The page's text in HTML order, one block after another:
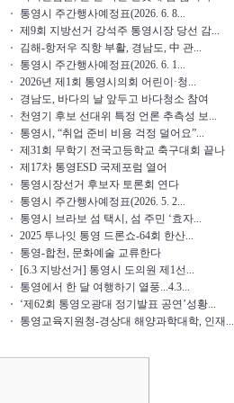
통영시 주간행사예정표(2026. 6. 8...
제9회 지방선거 강석주 통영시장 당선 감...
김해-항저우 직항 부활, 경남도, 中 관...
통영시 주간행사예정표(2026. 6. 1...
2026년 제1회 통영시의회 어린이·청...
경남도, 바다의 날 앞두고 바다청소 참여
천영기 후보 선대위 특정 언론 추측성 보...
통영시, “취업 준비 비용 걱정 덜어요”...
제31회 무학기 전국고등학교 축구대회 끝나
제17차 통영ESD 국제포럼 열어
통영시장선거 후보자 토론회 연다
통영시 주간행사예정표(2026. 5. 2...
통영시 브라보 섬 택시, 섬 주민 ‘효자...
2025 투나잇 통영 드론쇼-64회 한산...
통영-합천, 문화예술 교류한다
[6.3 지방선거] 통영시 도의원 제1선...
통영에서 한 달 여행하기 열풍...4.3...
‘제62회 통영오광대 정기발표 공연’성황...
통영교육지원청-경상대 해양과학대학, 인재...